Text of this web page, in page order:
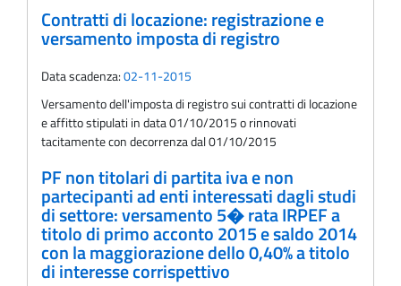
Contratti di locazione: registrazione e
versamento imposta di registro
Data scadenza:02-11-2015
Versamento dell'imposta di registro sui contratti di locazione
e affitto stipulati in data 01/10/2015 o rinnovati
tacitamente con decorrenza dal 01/10/2015
PF non titolari di partita iva e non
partecipanti ad enti interessati dagli studi
di settore: versamento 5� rata IRPEF a
titolo di primo acconto 2015 e saldo 2014
con la maggiorazione dello 0,40% a titolo
di interesse corrispettivo